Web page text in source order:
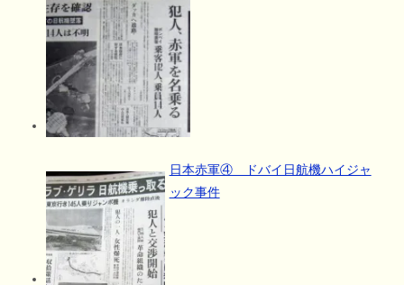
日本赤軍④ ドバイ日航機ハイジャ
ック事件